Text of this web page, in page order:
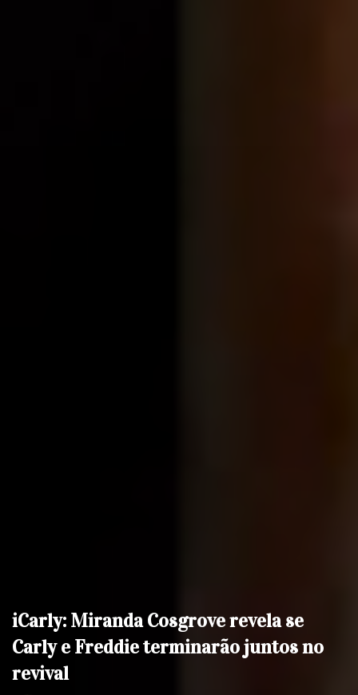
iCarly: Miranda Cosgrove revela se
Carly e Freddie terminarão juntos no
revival